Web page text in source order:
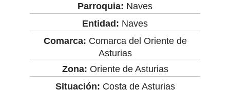
Parroquia: Naves
Entidad: Naves
Comarca: Comarca del Oriente de
Asturias
Zona: Oriente de Asturias
Situación: Costa de Asturias